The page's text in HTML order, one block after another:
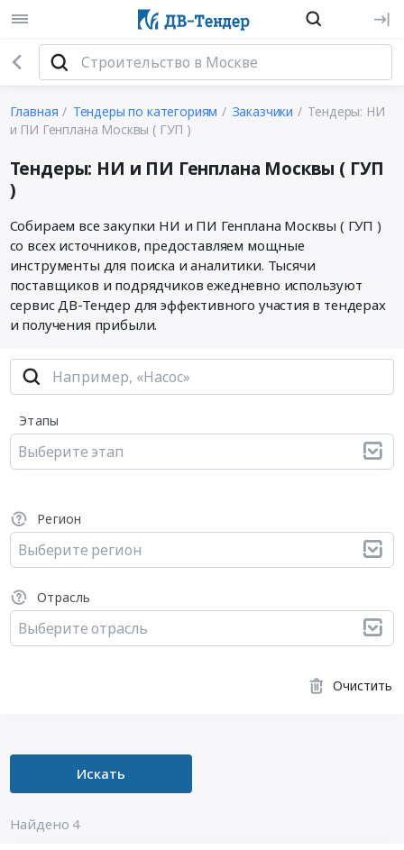
Главная Тендеры по категориям Заказчики
Тендеры: НИ
и ПИ Генплана Москвы ( ГУП )
Тендеры: НИ и ПИ Генплана Москвы ( ГУП
)
Собираем все закупки НИ и ПИ Генплана Москвы ( ГУП )
со всех источников, предоставляем мощные
инструменты для поиска и аналитики. Тысячи
поставщиков и подрядчиков ежедневно используют
сервис ДВ-Тендер для эффективного участия в тендерах
и получения прибыли.
Этапы
Выберите этап
Регион
Выберите регион
Отрасль
Выберите отрасль
Очистить
Искать
Найдено 4